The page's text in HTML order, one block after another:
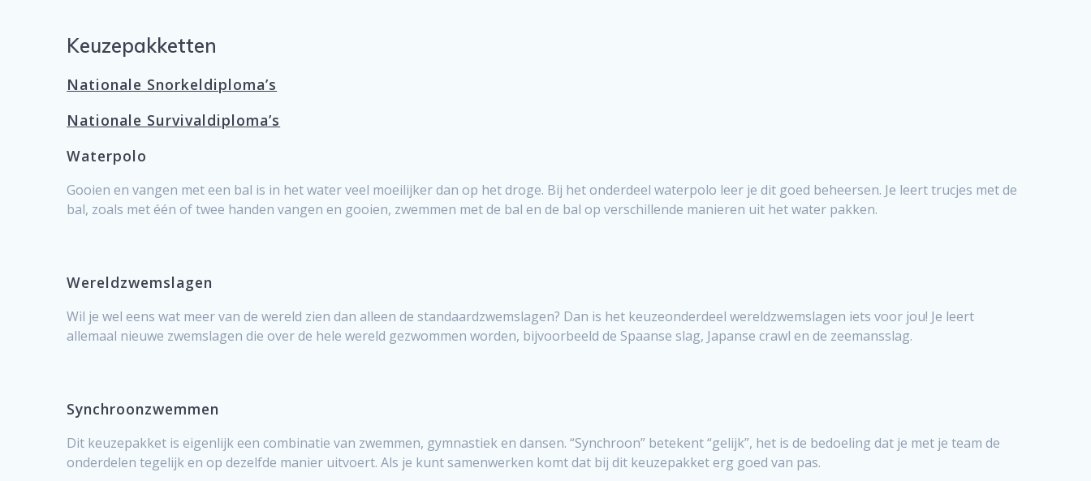
Keuzepakketten
Nationale Snorkeldiploma’s
Nationale Survivaldiploma’s
Waterpolo
Gooien en vangen met een bal is in het water veel moeilijker dan op het droge. Bij het onderdeel waterpolo leer je dit goed beheersen. Je leert trucjes met de
bal, zoals met één of twee handen vangen en gooien, zwemmen met de bal en de bal op verschillende manieren uit het water pakken.
Wereldzwemslagen
Wil je wel eens wat meer van de wereld zien dan alleen de standaardzwemslagen? Dan is het keuzeonderdeel wereldzwemslagen iets voor jou! Je leert
allemaal nieuwe zwemslagen die over de hele wereld gezwommen worden, bijvoorbeeld de Spaanse slag, Japanse crawl en de zeemansslag.
Synchroonzwemmen
Dit keuzepakket is eigenlijk een combinatie van zwemmen, gymnastiek en dansen. “Synchroon” betekent “gelijk”, het is de bedoeling dat je met je team de
onderdelen tegelijk en op dezelfde manier uitvoert. Als je kunt samenwerken komt dat bij dit keuzepakket erg goed van pas.